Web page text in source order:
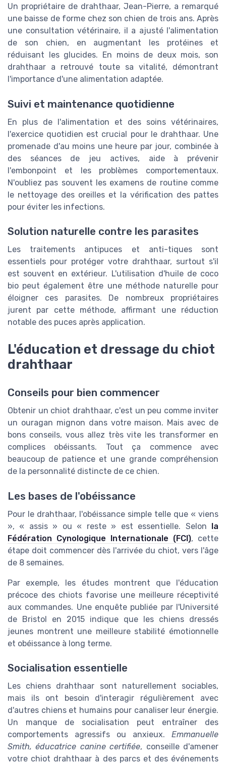
Un propriétaire de drahthaar, Jean-Pierre, a remarqué
une baisse de forme chez son chien de trois ans. Après
une consultation vétérinaire, il a ajusté l'alimentation
de son chien, en augmentant les protéines et
réduisant les glucides. En moins de deux mois, son
drahthaar a retrouvé toute sa vitalité, démontrant
l'importance d'une alimentation adaptée.
Suivi et maintenance quotidienne
En plus de l'alimentation et des soins vétérinaires,
l'exercice quotidien est crucial pour le drahthaar. Une
promenade d'au moins une heure par jour, combinée à
des séances de jeu actives, aide à prévenir
l'embonpoint et les problèmes comportementaux.
N'oubliez pas souvent les examens de routine comme
le nettoyage des oreilles et la vérification des pattes
pour éviter les infections.
Solution naturelle contre les parasites
Les traitements antipuces et anti-tiques sont
essentiels pour protéger votre drahthaar, surtout s'il
est souvent en extérieur. L'utilisation d'huile de coco
bio peut également être une méthode naturelle pour
éloigner ces parasites. De nombreux propriétaires
jurent par cette méthode, affirmant une réduction
notable des puces après application.
L'éducation et dressage du chiot
drahthaar
Conseils pour bien commencer
Obtenir un chiot drahthaar, c'est un peu comme inviter
un ouragan mignon dans votre maison. Mais avec de
bons conseils, vous allez très vite les transformer en
complices obéissants. Tout ça commence avec
beaucoup de patience et une grande compréhension
de la personnalité distincte de ce chien.
Les bases de l'obéissance
Pour le drahthaar, l'obéissance simple telle que « viens
», « assis » ou « reste » est essentielle. Selon la
Fédération Cynologique Internationale (FCI), cette
étape doit commencer dès l'arrivée du chiot, vers l'âge
de 8 semaines.
Par exemple, les études montrent que l'éducation
précoce des chiots favorise une meilleure réceptivité
aux commandes. Une enquête publiée par l'Université
de Bristol en 2015 indique que les chiens dressés
jeunes montrent une meilleure stabilité émotionnelle
et obéissance à long terme.
Socialisation essentielle
Les chiens drahthaar sont naturellement sociables,
mais ils ont besoin d'interagir régulièrement avec
d'autres chiens et humains pour canaliser leur énergie.
Un manque de socialisation peut entraîner des
comportements agressifs ou anxieux. Emmanuelle
Smith, éducatrice canine certifiée, conseille d'amener
votre chiot drahthaar à des parcs et des événements